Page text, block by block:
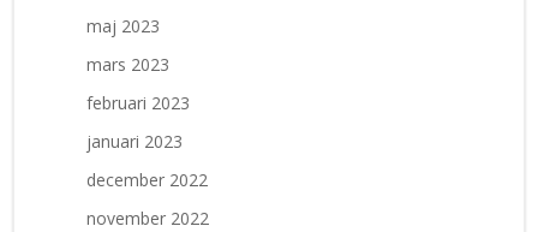
maj 2023
mars 2023
februari 2023
januari 2023
december 2022
november 2022